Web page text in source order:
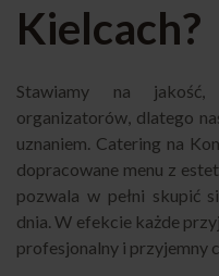
Kielcach?
Stawiamy na jakość,
organizatorów, dlatego
uznaniem. Catering na
dopracowane menu z
pozwala w pełni skupić
dnia. W efekcie każde
profesjonalny i przyjemny